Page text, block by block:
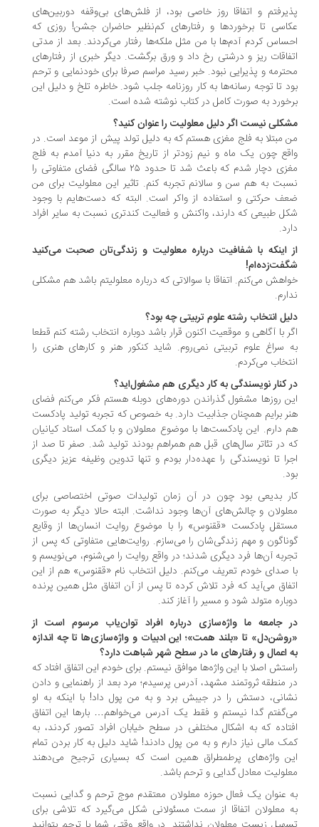
و اتفاقا روز خاصی بود، از فلش‌های بی‌وقفه دوربین‌های
تا برخوردها و رفتارهای کم‌نظیر حاضران جشن! روزی که
کردم آدم‌ها با من مثل ملکه‌ها رفتار می‌کردند. بعد از مدتی
ریز و درشتی رخ داد و ورق برگشت. دیگر خبری از رفتارهای
و پذیرایی نبود. خبر رسید مراسم صرفا برای خودنمایی و ترحم
تا توجه رسانه‌ها به کار روزنامه جلب شود. خاطره تلخ و دلیل این
به صورت کامل در کتاب نوشته شده است.
نیست اگر دلیل معلولیت را عنوان کنید؟
مبتلا به فلج مغزی هستم که به دلیل تولد پیش از موعد است. در
چون یک ماه و نیم زودتر از تاریخ مقرر به دنیا آمدم به فلج
مغزی دچار شدم که باعث شد تا حدود ۲۵ سالگی فضای متفاوتی را
به هم سن و سالانم تجربه کنم. تاثیر این معلولیت برای من
حرکتی و استفاده از واکر است. البته که دست‌هایم با وجود
طبیعی که دارند، واکنش و فعالیت کندتری نسبت به سایر افراد
اینکه با شفافیت درباره معلولیت و زندگی‌تان صحبت می‌کنید
می‌کنم. اتفاقا با سوالاتی که درباره معلولیتم باشد هم مشکلی
انتخاب رشته علوم تربیتی چه بود؟
با آگاهی و موقعیت اکنون قرار باشد دوباره انتخاب رشته کنم قطعا
سراغ علوم تربیتی نمی‌روم. شاید کنکور هنر و کارهای هنری را
می‌کردم.
کنار نویسندگی به کار دیگری هم مشغول‌اید؟
روزها مشغول گذراندن دوره‌های دوبله هستم فکر می‌کنم فضای
برایم همچنان جذابیت دارد. به خصوص که تجربه تولید پادکست
دارم. این پادکست‌ها با موضوع معلولان و با کمک استاد کیانیان
در تئاتر سال‌های قبل هم همراهم بودند تولید شد. صفر تا صد از
تا نویسندگی را عهده‌دار بودم و تنها تدوین وظیفه عزیز دیگری
بدیعی بود چون در آن زمان تولیدات صوتی اختصاصی برای
و چالش‌های آن‌ها وجود نداشت. البته حالا دیگر به صورت
پادکست‌ «ققنوس» را با موضوع روایت انسان‌ها از وقایع
و مهم زندگی‌شان را می‌سازم. روایت‌هایی متفاوتی که پس از
آن‌ها فرد دیگری شدند؛ در واقع روایت‌ را می‌شنوم، می‌نویسم و
صدای خودم تعریف می‌کنم. دلیل انتخاب نام «ققنوس» هم از این
می‌آید که فرد تلاش کرده تا پس از آن اتفاق مثل همین پرنده
متولد شود و مسیر را آغاز کند.
جامعه ما واژه‌سازی درباره افراد توان‌یاب مرسوم است از
تا «بلند همت»؛ این ادبیات و واژه‌سازی‌ها تا چه اندازه
اعمال و رفتارهای ما در سطح شهر شباهت دارد؟
اصلا با این واژه‌ها موافق نیستم. برای خودم این اتفاق افتاد که
منطقه ثروتمند مشهد، آدرس پرسیدم؛ مرد بعد از راهنمایی و دادن
دستش را در جیبش برد و به من پول داد! با اینکه به او
گدا نیستم و فقط یک آدرس می‌خواهم… بارها این اتفاق
که به اشکال مختلفی در سطح خیابان افراد تصور کردند، به
مالی نیاز دارم و به من پول دادند! شاید دلیل به کار بردن تمام
واژه‌های پرطمطراق همین است که بسیاری ترجیح می‌دهند
معادل گدایی و ترحم باشد.
عنوان یک فعال حوزه معلولان معتقدم موج ترحم و گدایی نسبت
معلولان اتفاقا از سمت مسئولانی شکل می‌گیرد که تلاشی برای